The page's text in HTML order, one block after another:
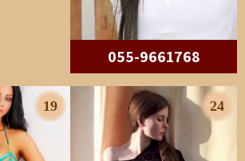
055-9661768
24
19